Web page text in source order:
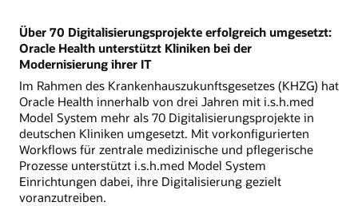
Über 70 Digitalisierungsprojekte erfolgreich umgesetzt:
Oracle Health unterstützt Kliniken bei der
Modernisierung ihrer IT
Im Rahmen des Krankenhauszukunftsgesetzes (KHZG) hat
Oracle Health innerhalb von drei Jahren mit i.s.h.med
Model System mehr als 70 Digitalisierungsprojekte in
deutschen Kliniken umgesetzt. Mit vorkonfigurierten
Workflows für zentrale medizinische und pflegerische
Prozesse unterstützt i.s.h.med Model System
Einrichtungen dabei, ihre Digitalisierung gezielt
voranzutreiben.